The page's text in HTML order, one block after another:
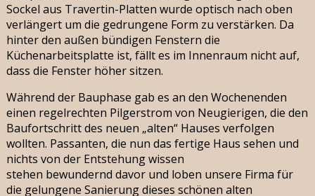
Sockel aus Travertin-Platten wurde optisch nach oben
verlängert um die gedrungene Form zu verstärken. Da
hinter den außen bündigen Fenstern die
Küchenarbeitsplatte ist, fällt es im Innenraum nicht auf,
dass die Fenster höher sitzen.
Während der Bauphase gab es an den Wochenenden
einen regelrechten Pilgerstrom von Neugierigen, die den
Baufortschritt des neuen „alten“ Hauses verfolgen
wollten. Passanten, die nun das fertige Haus sehen und
nichts von der Entstehung wissen
stehen bewundernd davor und loben unsere Firma für
die gelungene Sanierung dieses schönen alten